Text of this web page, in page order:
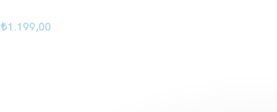
₺1.199,00